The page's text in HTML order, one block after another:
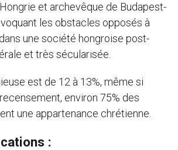
et archevêque de Budapest-
les obstacles opposés à
une société hongroise post-
et très sécularisée.
est de 12 à 13%, même si
environ 75% des
une appartenance chrétienne.
: